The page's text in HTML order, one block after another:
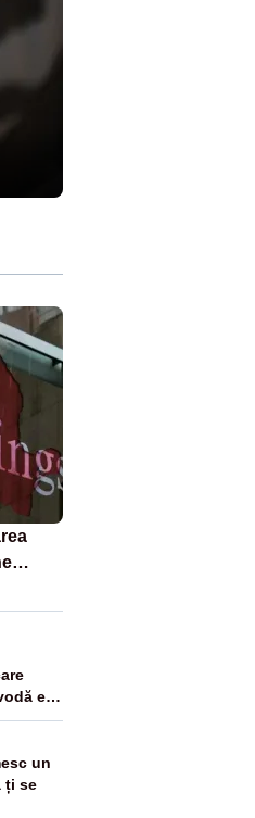
era
un
ți se